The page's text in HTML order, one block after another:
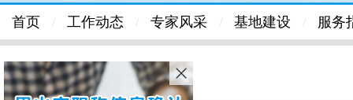
首页 / 工作动态 / 专家风采 / 基地建设 / 服务
首页>公需科目> 正文